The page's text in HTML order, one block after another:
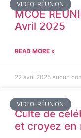
VIDEO-RÉUNION
MCOE
Avril 2025
READ MORE »
22 avril 2025 Aucun
VIDEO-RÉUNION
Culte de
et croyez en